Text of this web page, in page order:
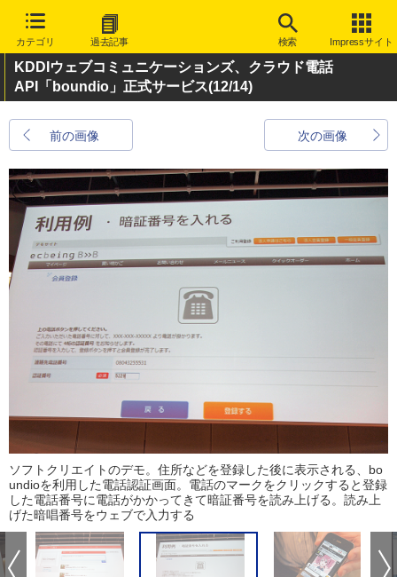
カテゴリ 過去記事 検索 Impressサイト
KDDIウェブコミュニケーションズ、クラウド電話
API「boundio」正式サービス(12/14)
前の画像 次の画像
ソフトクリエイトのデモ。住所などを登録した後に表示される、bo
undioを利用した電話認証画面。電話のマークをクリックすると登録
した電話番号に電話がかかってきて暗証番号を読み上げる。読み上
げた暗唱番号をウェブで入力する